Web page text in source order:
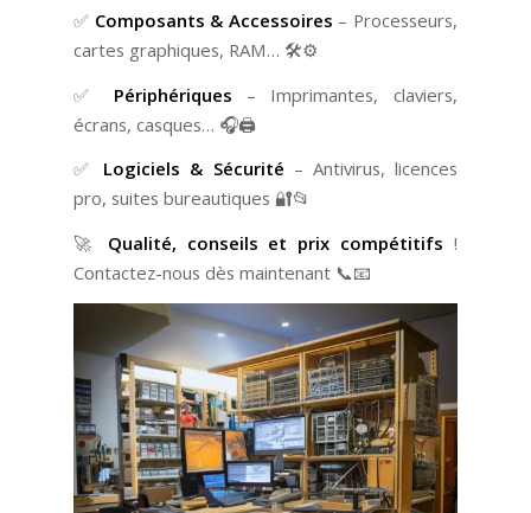
✅ Composants & Accessoires – Processeurs,
cartes graphiques, RAM… 🛠️⚙️
✅ Périphériques – Imprimantes, claviers,
écrans, casques… 🎧🖨️
✅ Logiciels & Sécurité – Antivirus, licences
pro, suites bureautiques 🔐📂
🚀 Qualité, conseils et prix compétitifs !
Contactez-nous dès maintenant 📞📧